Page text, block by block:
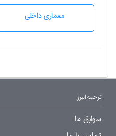
معماری داخلی
ترجمه البرز
سوابق ما